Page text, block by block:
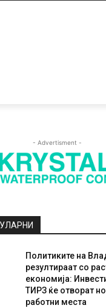
- Advertisment -
Политиките на
резултираат со
економија:
ТИРЗ ќе отворат
работни места